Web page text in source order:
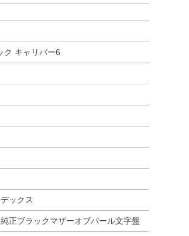
ク キャリバー6
ックス
正ブラックマザーオブパール文字盤